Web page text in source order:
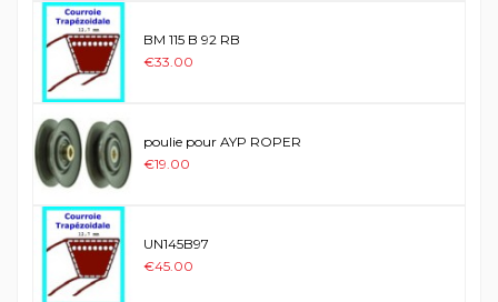
BM 115 B 92 RB
€33.00
poulie pour AYP ROPER
€19.00
UN145B97
€45.00